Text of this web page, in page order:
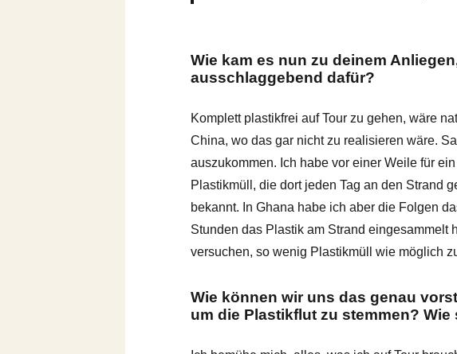
Wie kam es nun zu deinem
ausschlaggebend dafür?
Komplett plastikfrei auf Tour zu gehen, wäre
China, wo das gar nicht zu realisieren wäre.
auszukommen. Ich habe vor einer Weile für
Plastikmüll, die dort jeden Tag an den Strand
bekannt. In Ghana habe ich aber die Folgen
Stunden das Plastik am Strand eingesammelt
versuchen, so wenig Plastikmüll wie möglich
Wie können wir uns das genau
um die Plastikflut zu stemmen?